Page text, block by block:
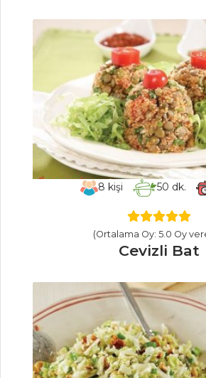
BULGURLU
AVOKADO
SALATASI
Acılı Fındık
Ezmesi
Havuçlu Ve
Kabaklı Buğday
Salatası
Salatalar Tüm
Tarifleri
MASTERCHEF
Pratik vişneli
mekik tatlısı nasıl
yapılır?
Fransız yemeği
Beef Bourguignon
tarifi ve püf
8 kişi 50 dk.
(Ortalama Oy: 5.0 Oy
Cevizli Bat